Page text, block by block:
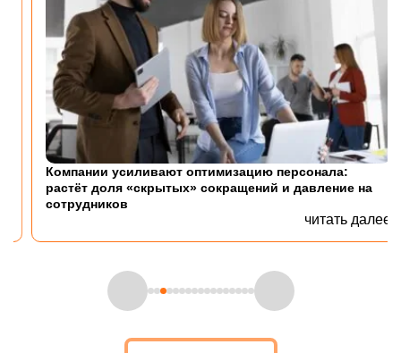
Компании усиливают оптимизацию персонала:
растёт доля «скрытых» сокращений и давление на
сотрудников
читать далее